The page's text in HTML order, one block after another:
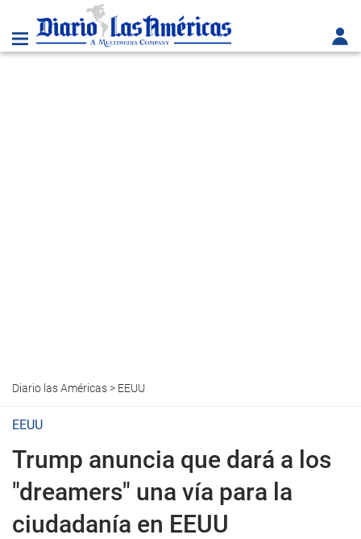
Diario las Américas> EEUU
EEUU
Trump anuncia que dará a los
"dreamers" una vía para la
ciudadanía en EEUU